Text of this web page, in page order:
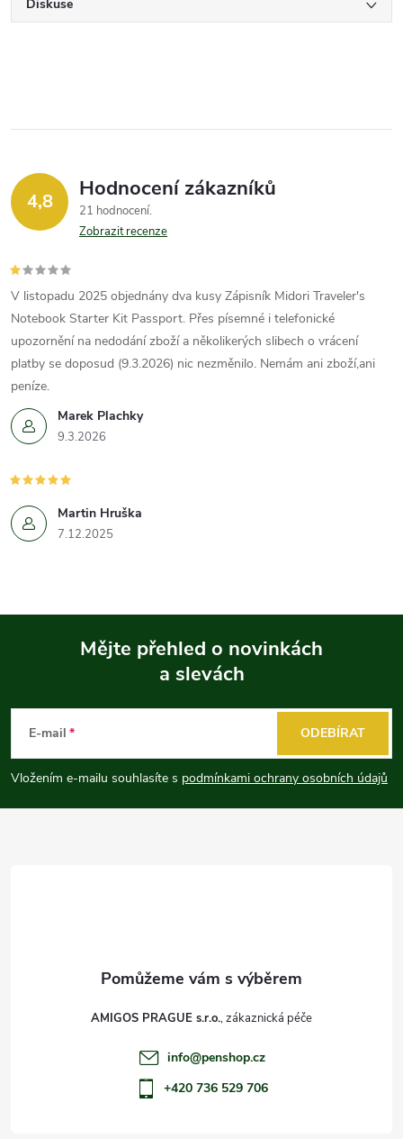
Diskuse
4,8 Hodnocení zákazníků
21 hodnocení
Zobrazit recenze
Marek Plachky
9.3.2026
V listopadu 2025 objednány dva kusy Zápisník Midori Traveler's
Notebook Starter Kit Passport. Přes písemné i telefonické
upozornění na nedodání zboží a několikerých slibech o vrácení
platby se doposud (9.3.2026) nic nezměnilo. Nemám ani zboží,ani
peníze.
Martin Hruška
7.12.2025
p
a
Mějte přehled o novinkách
a slevách
E-mail
Vložením e-mailu souhlasíte s podmínkami ochrany osobních údajů
ODEBÍRAT
AMIGOS PRAGUE s.r.o.
info@penshop.cz
+420 736 529 706